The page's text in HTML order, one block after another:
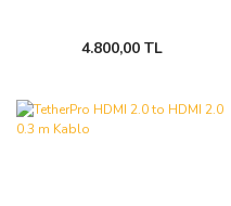
4.800,00 TL